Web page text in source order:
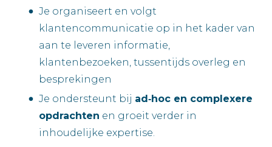
Je organiseert en volgt
klantencommunicatie op in het kader van
aan te leveren informatie,
klantenbezoeken, tussentijds overleg en
besprekingen
Je ondersteunt bij ad‑hoc en complexere
opdrachten en groeit verder in
inhoudelijke expertise.